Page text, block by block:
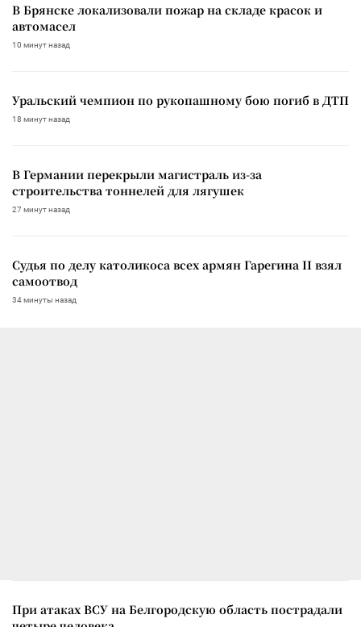
В Брянске локализовали пожар на складе красок и
автомасел
10 минут назад
Уральский чемпион по рукопашному бою погиб в ДТП
18 минут назад
В Германии перекрыли магистраль из-за
строительства тоннелей для лягушек
27 минут назад
Судья по делу католикоса всех армян Гарегина II взял
самоотвод
34 минуты назад
При атаках ВСУ на Белгородскую область пострадали